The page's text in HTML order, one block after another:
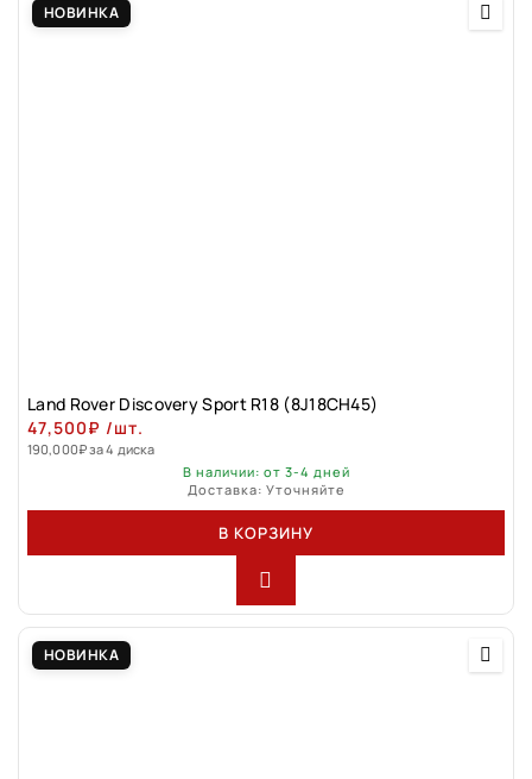
НОВИНКА
Land Rover Discovery Sport R18 (8J18CH45)
47,500₽ /шт.
190,000₽за 4 диска
В наличии: от 3-4 дней
Доставка: Уточняйте
В КОРЗИНУ
НОВИНКА